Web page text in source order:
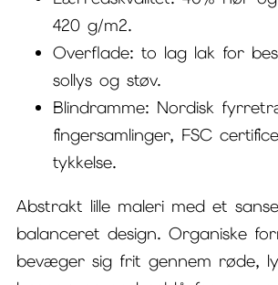
420 g/m2.
Overflade: to lag lak for
sollys og støv.
Blindramme: Nordisk
fingersamlinger, FSC
tykkelse.
Abstrakt lille maleri med et
balanceret design. Organiske
bevæger sig frit gennem røde,